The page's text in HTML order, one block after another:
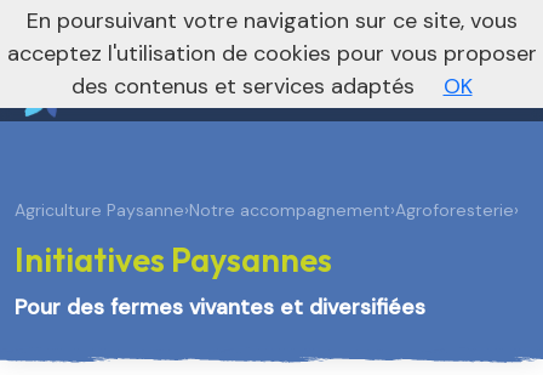
Vers le site national
nivo_2026: 1
Agriculture Paysanne›Notre accompagnement›Agroforesterie›
Initiatives Paysannes
Pour des fermes vivantes et diversifiées
En poursuivant votre navigation sur ce site, vous
acceptez l'utilisation de cookies pour vous proposer
des contenus et services adaptés
OK